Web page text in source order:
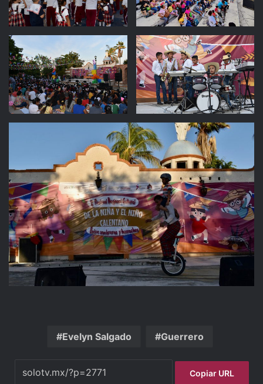
Evelyn Salgado Guerrero
Copiar URL